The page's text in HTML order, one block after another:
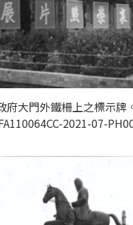
府大門外鐵柵上之標示牌
2021-07-